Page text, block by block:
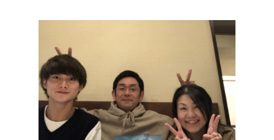
c
b
o
o
k
tt
er
e